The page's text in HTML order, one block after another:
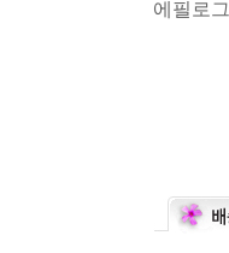
에필로그